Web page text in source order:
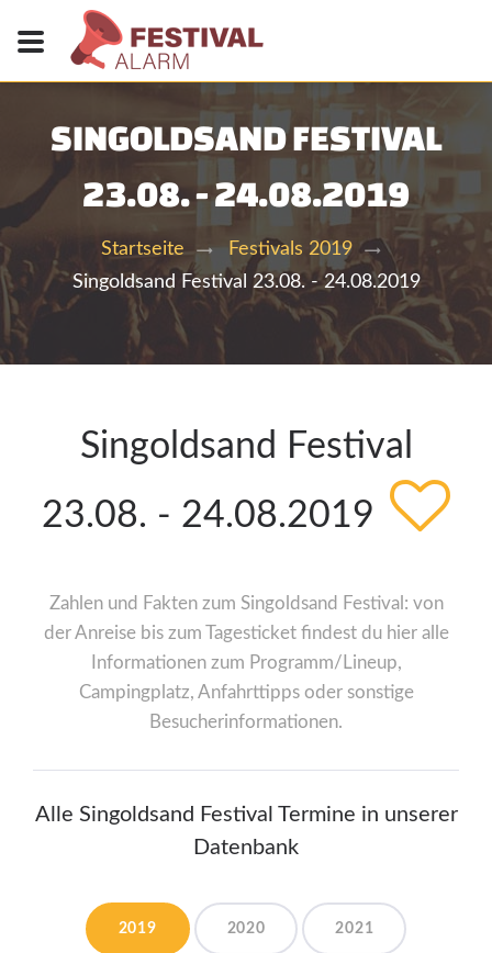
SINGOLDSAND FESTIVAL
23.08. - 24.08.2019
Startseite
Festivals 2019
Singoldsand Festival 23.08. - 24.08.2019
Singoldsand Festival
23.08. - 24.08.2019
Zahlen und Fakten zum Singoldsand Festival: von
der Anreise bis zum Tagesticket findest du hier alle
Informationen zum Programm/Lineup,
Campingplatz, Anfahrttipps oder sonstige
Besucherinformationen.
Alle Singoldsand Festival Termine in unserer
Datenbank
2019 2020 2021